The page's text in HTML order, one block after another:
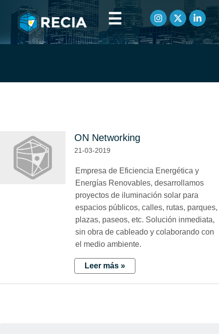
☰
ON Networking
21-03-2019
Empresa de Eficiencia Energética y
Energías Renovables, desarrollamos
proyectos de iluminación solar para
espacios públicos, calles, rutas, parques,
plazas, paseos, etc. Solución inmediata,
sin obra de cableado y colaborando con
el medio ambiente.
Leer más »